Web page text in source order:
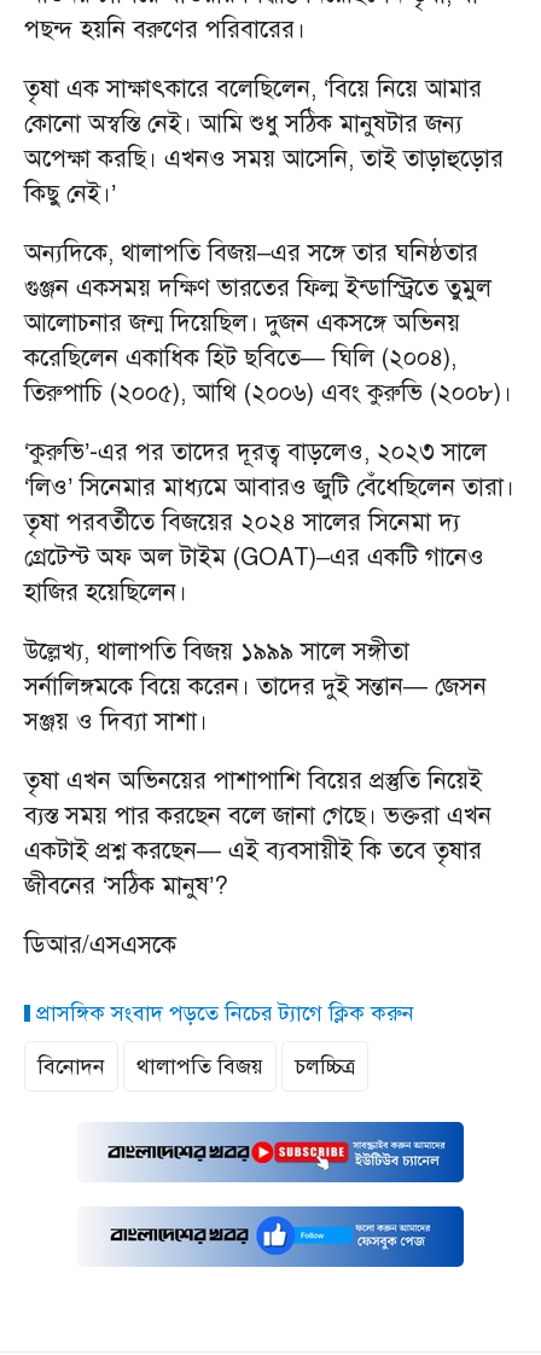
পছন্দ হয়নি বরুণের পরিবারের।
তৃষা এক সাক্ষাৎকারে বলেছিলেন, ‘বিয়ে নিয়ে আমার
কোনো অস্বস্তি নেই। আমি শুধু সঠিক মানুষটার জন্য
অপেক্ষা করছি। এখনও সময় আসেনি, তাই তাড়াহুড়োর
কিছু নেই।’
অন্যদিকে, থালাপতি বিজয়–এর সঙ্গে তার ঘনিষ্ঠতার
গুঞ্জন একসময় দক্ষিণ ভারতের ফিল্ম ইন্ডাস্ট্রিতে তুমুল
আলোচনার জন্ম দিয়েছিল। দুজন একসঙ্গে অভিনয়
করেছিলেন একাধিক হিট ছবিতে— ঘিলি (২০০৪),
তিরুপাচি (২০০৫), আথি (২০০৬) এবং কুরুভি (২০০৮)।
‘কুরুভি’-এর পর তাদের দূরত্ব বাড়লেও, ২০২৩ সালে
‘লিও’ সিনেমার মাধ্যমে আবারও জুটি বেঁধেছিলেন তারা।
তৃষা পরবর্তীতে বিজয়ের ২০২৪ সালের সিনেমা দ্য
গ্রেটেস্ট অফ অল টাইম (GOAT)–এর একটি গানেও
হাজির হয়েছিলেন।
উল্লেখ্য, থালাপতি বিজয় ১৯৯৯ সালে সঙ্গীতা
সর্নালিঙ্গমকে বিয়ে করেন। তাদের দুই সন্তান— জেসন
সঞ্জয় ও দিব্যা সাশা।
তৃষা এখন অভিনয়ের পাশাপাশি বিয়ের প্রস্তুতি নিয়েই
ব্যস্ত সময় পার করছেন বলে জানা গেছে। ভক্তরা এখন
একটাই প্রশ্ন করছেন— এই ব্যবসায়ীই কি তবে তৃষার
জীবনের ‘সঠিক মানুষ’?
ডিআর/এসএসকে
প্রাসঙ্গিক সংবাদ পড়তে নিচের ট্যাগে ক্লিক করুন
বিনোদন
থালাপতি বিজয় চলচ্চিত্র